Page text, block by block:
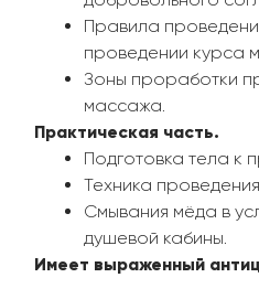
Правила
проведении курса
Зоны проработки
массажа.
Практическая часть.
Подготовка тела к
Техника
Смывания мёда в
душевой кабины.
Имеет выраженный